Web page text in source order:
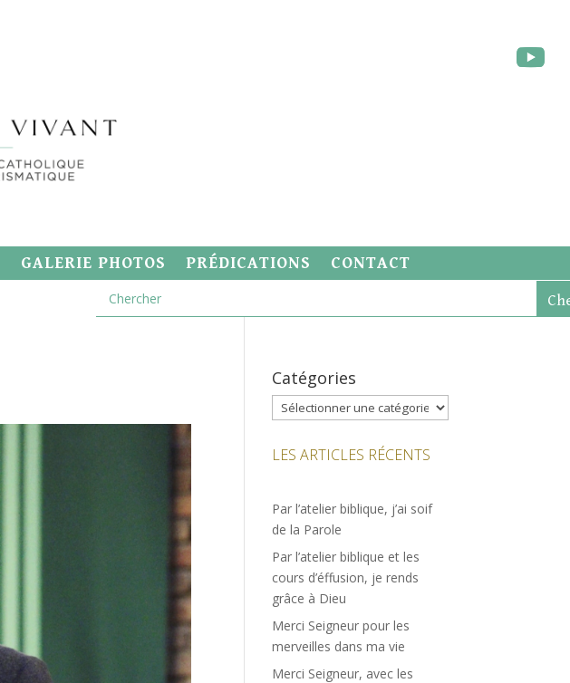
GALERIE PHOTOS PRÉDICATIONS CONTACT
Catégories
Catégories
LES ARTICLES RÉCENTS
Par l’atelier biblique, j’ai soif
de la Parole
Par l’atelier biblique et les
cours d’éffusion, je rends
grâce à Dieu
Merci Seigneur pour les
merveilles dans ma vie
Merci Seigneur, avec les